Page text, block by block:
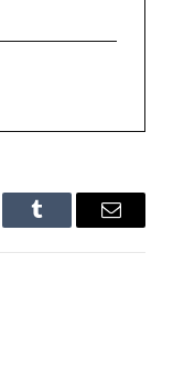
Tumblr Email